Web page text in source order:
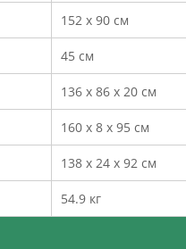
152 х 90 см
45 см
136 х 86 х 20 см
160 х 8 х 95 см
138 х 24 х 92 см
54.9 кг